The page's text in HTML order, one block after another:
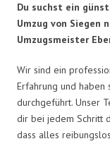
Du suchst ein
Umzug von Siegen
Umzugsmeister
Wir sind ein
Erfahrung und
durchgeführt. Unser
dir bei jedem Schritt
dass alles